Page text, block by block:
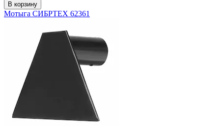
В корзину
Мотыга СИБРТЕХ 62361